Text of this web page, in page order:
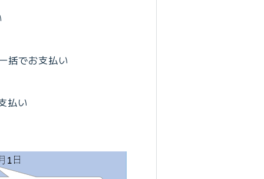
でお支払い
払い